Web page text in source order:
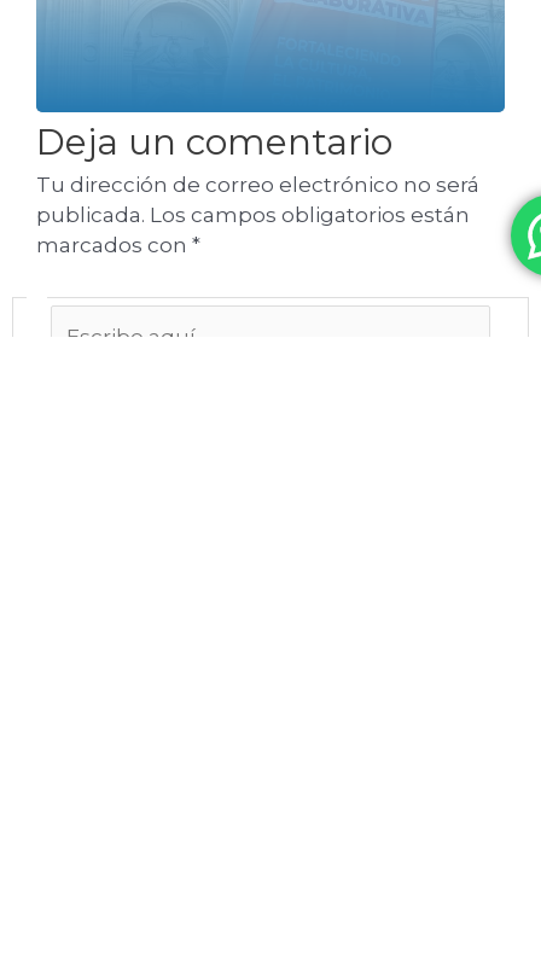
Deja un comentario
Tu dirección de correo electrónico no será
publicada. Los campos obligatorios están
marcados con *